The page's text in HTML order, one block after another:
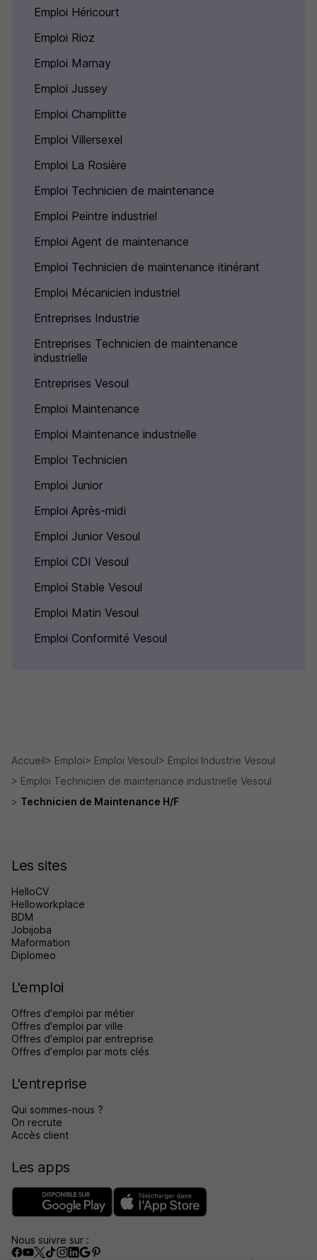
Emploi Héricourt
Emploi Rioz
Emploi Marnay
Emploi Jussey
Emploi Champlitte
Emploi Villersexel
Emploi La Rosière
Emploi Technicien de maintenance
Emploi Peintre industriel
Emploi Agent de maintenance
Emploi Technicien de maintenance itinérant
Emploi Mécanicien industriel
Entreprises Industrie
Entreprises Technicien de maintenance
industrielle
Entreprises Vesoul
Emploi Maintenance
Emploi Maintenance industrielle
Emploi Technicien
Emploi Junior
Emploi Après-midi
Emploi Junior Vesoul
Emploi CDI Vesoul
Emploi Stable Vesoul
Emploi Matin Vesoul
Emploi Conformité Vesoul
Accueil Emploi Emploi Vesoul
Emploi Industrie Vesoul
Emploi Technicien de maintenance industrielle Vesoul
Technicien de Maintenance H/F
Les sites
HelloCV
Helloworkplace
BDM
Jobijoba
Maformation
Diplomeo
L'emploi
Offres d'emploi par métier
Offres d'emploi par ville
Offres d'emploi par entreprise
Offres d'emploi par mots clés
L'entreprise
Qui sommes-nous ?
On recrute
Accès client
Les apps
Nous suivre sur :